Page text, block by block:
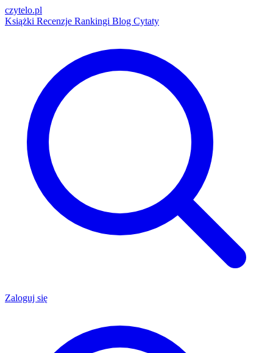
czytelo.pl
Książki Recenzje Rankingi Blog Cytaty
Zaloguj się